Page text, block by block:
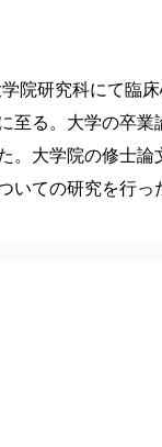
院研究科にて臨
至る。大学の卒業
。大学院の修士論
ての研究を行っ